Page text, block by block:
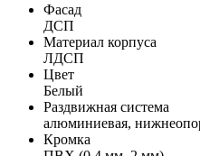
Фасад
ДСП
Материал корпуса
ЛДСП
Цвет
Белый
Раздвижная система
алюминиевая,
Кромка